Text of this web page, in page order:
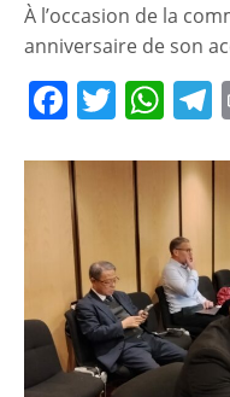
À l’occasion de la
anniversaire de son
F
c
e
b
o
o
k
T
itt
er
W
at
s
A
p
p